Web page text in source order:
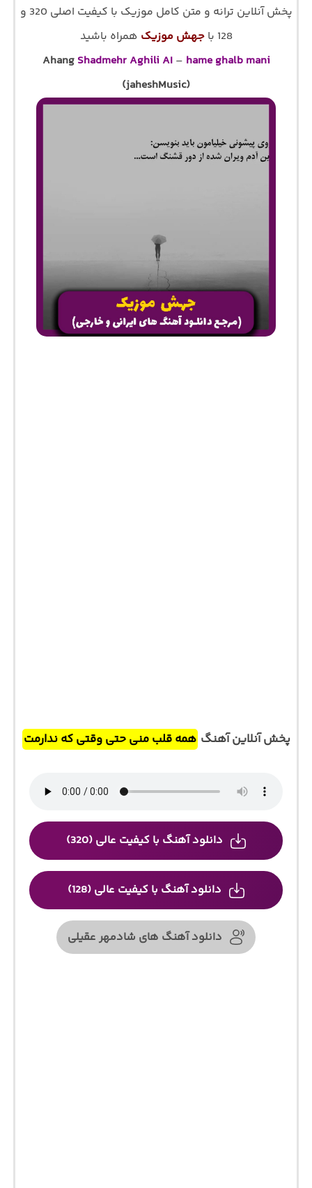
پخش آنلاین ترانه و متن کامل موزیک با کیفیت اصلی 320 و
128 با
جهش موزیک همراه باشید
Ahang Shadmehr Aghili AI– hame ghalb mani
(jaheshMusic)
پخش آنلاین آهنگ همه قلب منی حتی وقتی که ندارمت
دانلود آهنگ با کیفیت عالی (320)
دانلود آهنگ با کیفیت عالی (128)
دانلود آهنگ های شادمهر عقیلی